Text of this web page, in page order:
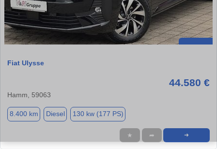
Fiat Ulysse
44.580 €
Hamm, 59063
8.400 km Diesel 130 kw (177 PS)
★ ➦ ➜